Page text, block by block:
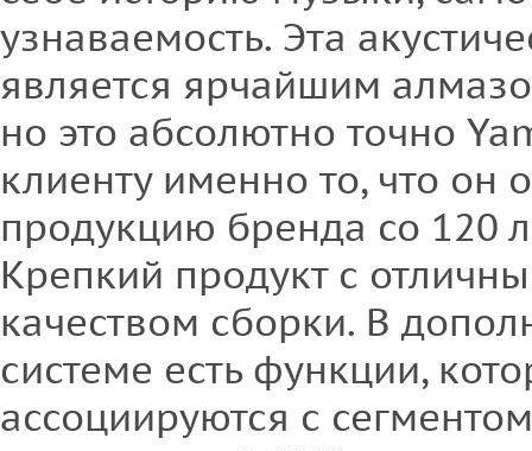
узнаваемость. Эта
является ярчайшим
но это абсолютно точно
клиенту именно то, что он
продукцию бренда со 120
Крепкий продукт с
качеством сборки. В
системе есть функции,
ассоциируются с